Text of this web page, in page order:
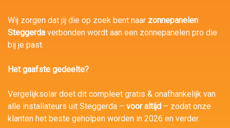
Wij zorgen dat jij die op zoek bent naar zonnepanelen
Steggerda verbonden wordt aan een zonnepanelen pro die
bij je past.
Het gaafste gedeelte?
Vergelijksolar doet dit compleet gratis & onafhankelijk van
alle installateurs uit Steggerda – voor altijd – zodat onze
klanten het beste geholpen worden in 2026 en verder.